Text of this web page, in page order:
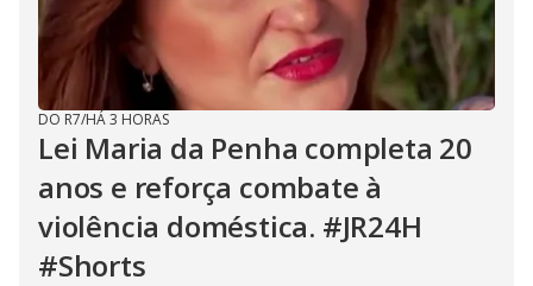
DO R7/HÁ 3 HORAS
Lei Maria da Penha completa 20
anos e reforça combate à
violência doméstica. #JR24H
#Shorts